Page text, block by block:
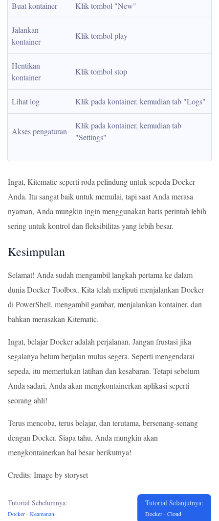
Buat kontainer Klik tombol "New"
Jalankan
kontainer
Klik tombol play
Hentikan
kontainer
Klik tombol stop
Lihat log Klik pada kontainer, kemudian tab "Logs"
Akses pengaturan
Klik pada kontainer, kemudian tab
"Settings"
Ingat, Kitematic seperti roda pelindung untuk sepeda Docker
Anda. Itu sangat baik untuk memulai, tapi saat Anda merasa
nyaman, Anda mungkin ingin menggunakan baris perintah lebih
sering untuk kontrol dan fleksibilitas yang lebih besar.
Kesimpulan
Selamat! Anda sudah mengambil langkah pertama ke dalam
dunia Docker Toolbox. Kita telah meliputi menjalankan Docker
di PowerShell, mengambil gambar, menjalankan kontainer, dan
bahkan merasakan Kitematic.
Ingat, belajar Docker adalah perjalanan. Jangan frustasi jika
segalanya belum berjalan mulus segera. Seperti mengendarai
sepeda, itu memerlukan latihan dan kesabaran. Tetapi sebelum
Anda sadari, Anda akan mengkontainerkan aplikasi seperti
seorang ahli!
Terus mencoba, terus belajar, dan terutama, bersenang-senang
dengan Docker. Siapa tahu, Anda mungkin akan
mengkontainerkan hal besar berikutnya!
Credits: Image by storyset
Tutorial Sebelumnya:
Docker - Keamanan
Tutorial Selanjutnya:
Docker - Cloud